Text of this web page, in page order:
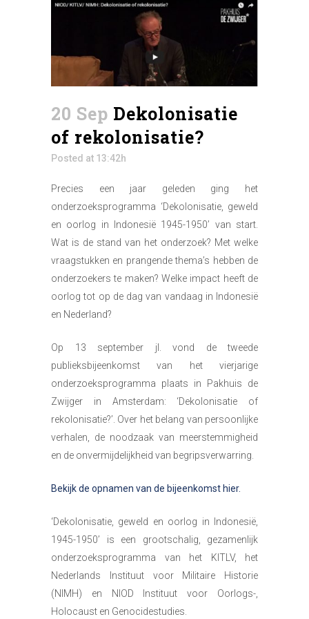
20 Sep Dekolonisatie
of rekolonisatie?
Posted at 13:42h
Precies een jaar geleden ging het
onderzoeksprogramma ‘Dekolonisatie, geweld
en oorlog in Indonesië 1945-1950’ van start.
Wat is de stand van het onderzoek? Met welke
vraagstukken en prangende thema’s hebben de
onderzoekers te maken? Welke impact heeft de
oorlog tot op de dag van vandaag in Indonesië
en Nederland?
Op 13 september jl. vond de tweede
publieksbijeenkomst van het vierjarige
onderzoeksprogramma plaats in Pakhuis de
Zwijger in Amsterdam: ‘Dekolonisatie of
rekolonisatie?’. Over het belang van persoonlijke
verhalen, de noodzaak van meerstemmigheid
en de onvermijdelijkheid van begripsverwarring.
Bekijk de opnamen van de bijeenkomst hier.
‘Dekolonisatie, geweld en oorlog in Indonesië,
1945-1950’ is een grootschalig, gezamenlijk
onderzoeksprogramma van het KITLV, het
Nederlands Instituut voor Militaire Historie
(NIMH) en NIOD Instituut voor Oorlogs-,
Holocaust en Genocidestudies.